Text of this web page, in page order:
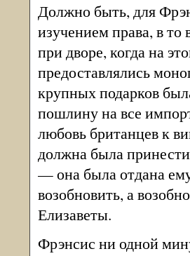
Должно быть, для
изучением права, в то
при дворе, когда на
предоставлялись
крупных подарков
пошлину на все
любовь британцев к
должна была
— она была отдана
возобновить, а
Елизаветы.
Фрэнсис ни одной